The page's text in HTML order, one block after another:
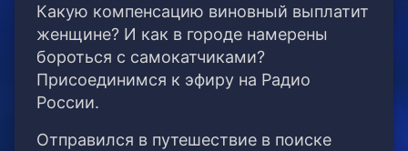
Какую компенсацию виновный выплатит
женщине? И как в городе намерены
бороться с самокатчиками?
Присоединимся к эфиру на Радио
России.
Отправился в путешествие в поиске